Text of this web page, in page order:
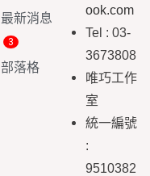
最新消息
部落格
ook.com
Tel : 03-
3673808
唯巧工作
室
統一編號
:
9510382